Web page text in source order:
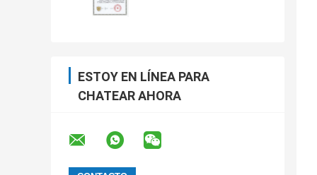
ESTOY EN LÍNEA PARA
CHATEAR AHORA